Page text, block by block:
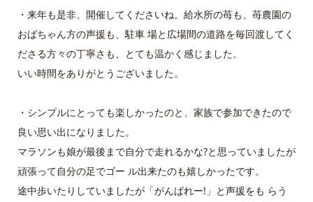
・来年も是非、開催してくださいね。給水所の苺も、苺農園の
おばちゃん方の声援も、駐車 場と広場間の道路を毎回渡してく
ださる方々の丁寧さも、とても温かく感じました。
いい時間をありがとうございました。
・シンプルにとっても楽しかったのと、家族で参加できたので
良い思い出になりました。
マラソンも娘が最後まで自分で走れるかな?と思っていましたが
頑張って自分の足でゴー ル出来たのも嬉しかったです。
途中歩いたりしていましたが「がんばれー!」と声援をも らう